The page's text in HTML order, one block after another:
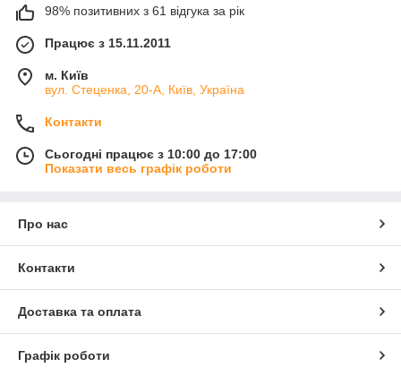
98% позитивних з 61 відгука за рік
Працює з 15.11.2011
м. Київ
вул. Стеценка, 20-А, Київ, Україна
Контакти
Сьогодні працює з 10:00 до 17:00
Показати весь графік роботи
Про нас
Контакти
Доставка та оплата
Графік роботи